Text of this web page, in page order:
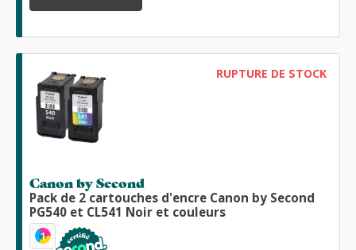
RUPTURE DE STOCK
Canon by Second
Pack de 2 cartouches d'encre Canon by Second
PG540 et CL541 Noir et couleurs
1